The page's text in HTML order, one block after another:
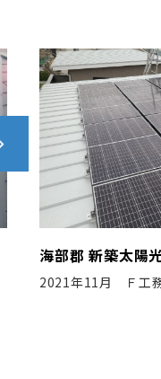
名古屋市 新
2022年9月 F